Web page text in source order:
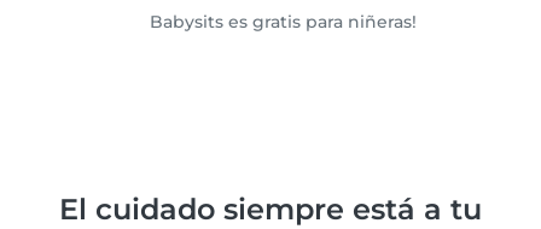
Babysits es gratis para niñeras!
El cuidado siempre está a tu